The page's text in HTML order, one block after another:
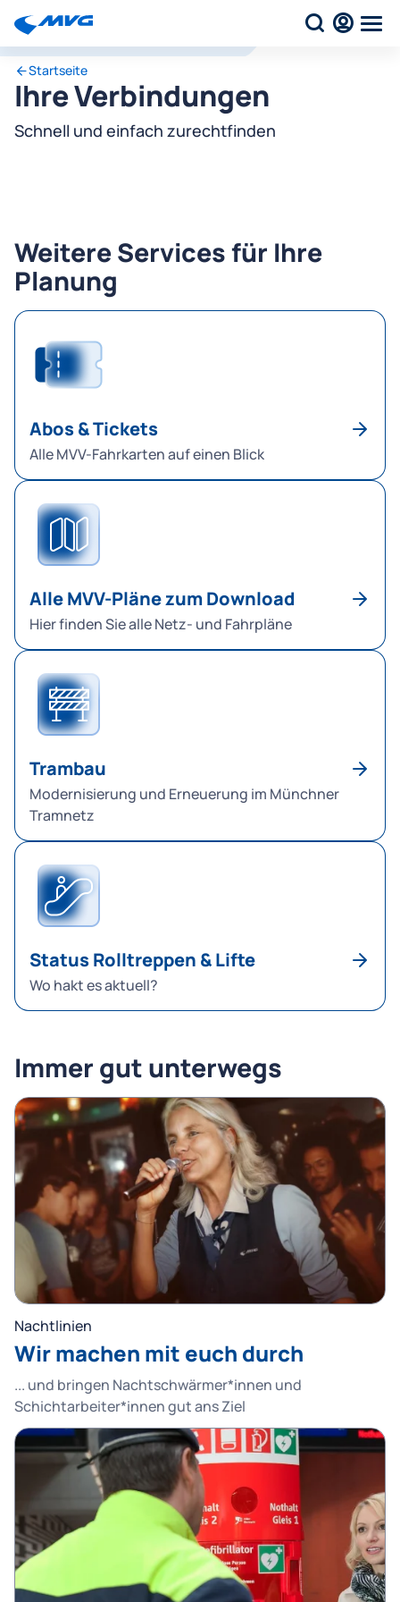
Startseite
Ihre Verbindungen
Schnell und einfach zurechtfinden
Weitere Services für Ihre
Planung
Abos & Tickets
Alle MVV-Fahrkarten auf einen Blick
Alle MVV-Pläne zum Download
Hier finden Sie alle Netz- und Fahrpläne
Trambau
Modernisierung und Erneuerung im Münchner
Tramnetz
Status Rolltreppen & Lifte
Wo hakt es aktuell?
Immer gut unterwegs
Nachtlinien
Wir machen mit euch durch
... und bringen Nachtschwärmer*innen und
Schichtarbeiter*innen gut ans Ziel